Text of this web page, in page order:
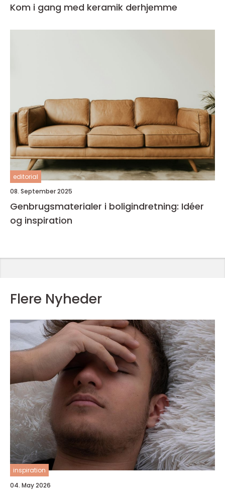
Kom i gang med keramik derhjemme
editorial
08. September 2025
Genbrugsmaterialer i boligindretning: Idéer
og inspiration
Flere Nyheder
inspiration
04. May 2026